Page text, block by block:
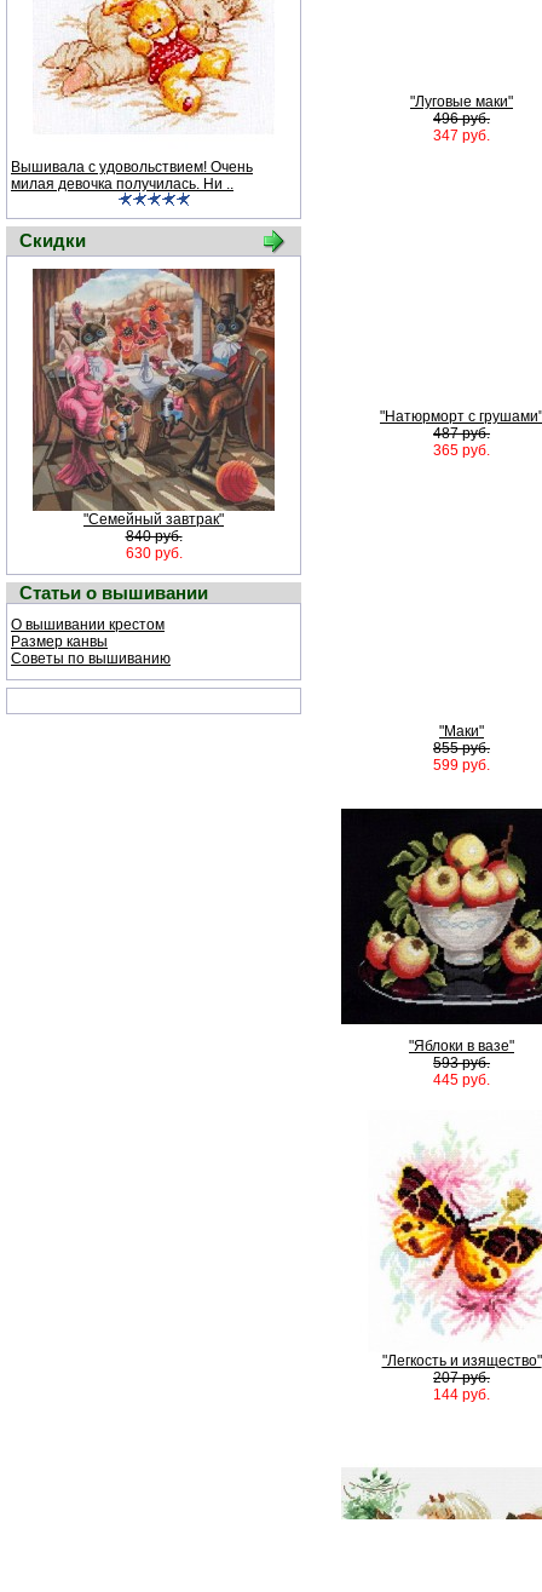
Вышивала с удовольствием! Очень
милая девочка получилась. Ни ..
Скидки
"Семейный завтрак"
840 руб.
630 руб.
Статьи о вышивании
О вышивании крестом
Размер канвы
Советы по вышиванию
"Луговые маки"
496 руб.
347 руб.
"Натюрморт с грушами"
487 руб.
365 руб.
"Маки"
855 руб.
599 руб.
"Яблоки в вазе"
593 руб.
445 руб.
"Легкость и изящество"
207 руб.
144 руб.